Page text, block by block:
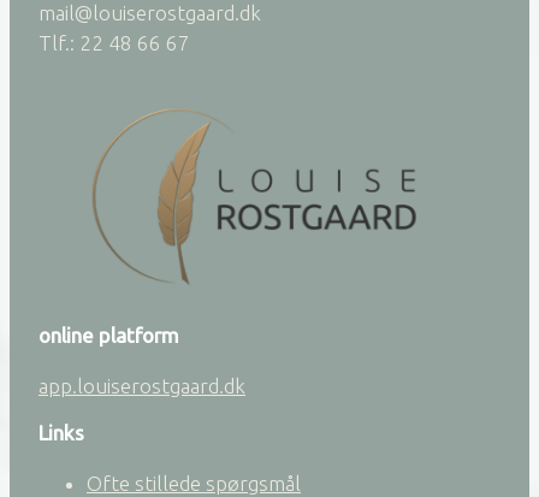
mail@louiserostgaard.dk
Tlf.: 22 48 66 67
online platform
app.louiserostgaard.dk
Links
Ofte stillede spørgsmål